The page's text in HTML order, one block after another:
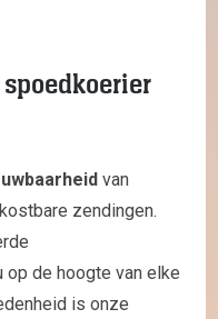
van
zendingen.
op de hoogte van elke
is onze